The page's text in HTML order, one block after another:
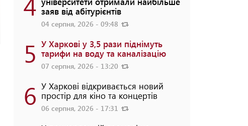
заяв від абітурієнтів
04 серпня, 2026 - 09:48
5 У Харкові у 3,5 рази піднімуть
тарифи на воду та каналізацію
07 серпня, 2026 - 13:20
6 У Харкові відкривається новий
простір для кіно та концертів
06 серпня, 2026 - 17:31